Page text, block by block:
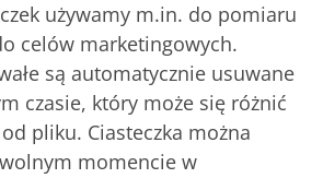
używamy m.in. do pomiaru
celów marketingowych.
są automatycznie usuwane
czasie, który może się różnić
pliku. Ciasteczka można
momencie w